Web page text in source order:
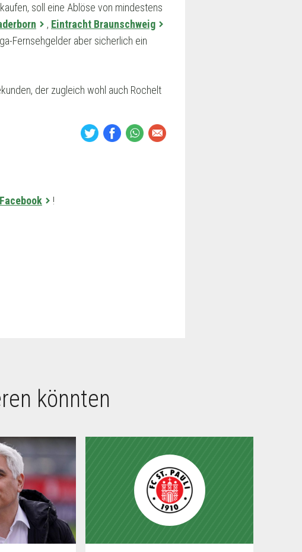
soll eine Ablöse von mindestens
, Eintracht Braunschweig
Fernsehgelder aber sicherlich ein
der zugleich wohl auch Rochelt
!
könnten